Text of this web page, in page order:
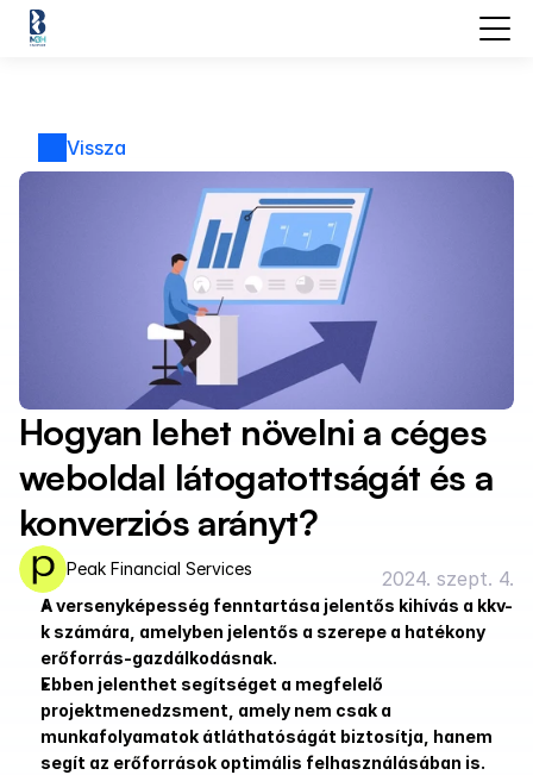
Vissza
Hogyan lehet növelni a céges
weboldal látogatottságát és a
konverziós arányt?
Peak Financial Services 2024. szept. 4.
A versenyképesség fenntartása jelentős kihívás a kkv-
k számára, amelyben jelentős a szerepe a hatékony
erőforrás-gazdálkodásnak.
Ebben jelenthet segítséget a megfelelő
projektmenedzsment, amely nem csak a
munkafolyamatok átláthatóságát biztosítja, hanem
segít az erőforrások optimális felhasználásában is.